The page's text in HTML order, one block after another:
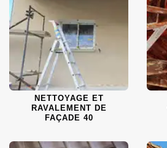
NETTOYAGE ET
RAVALEMENT DE
FAÇADE 40